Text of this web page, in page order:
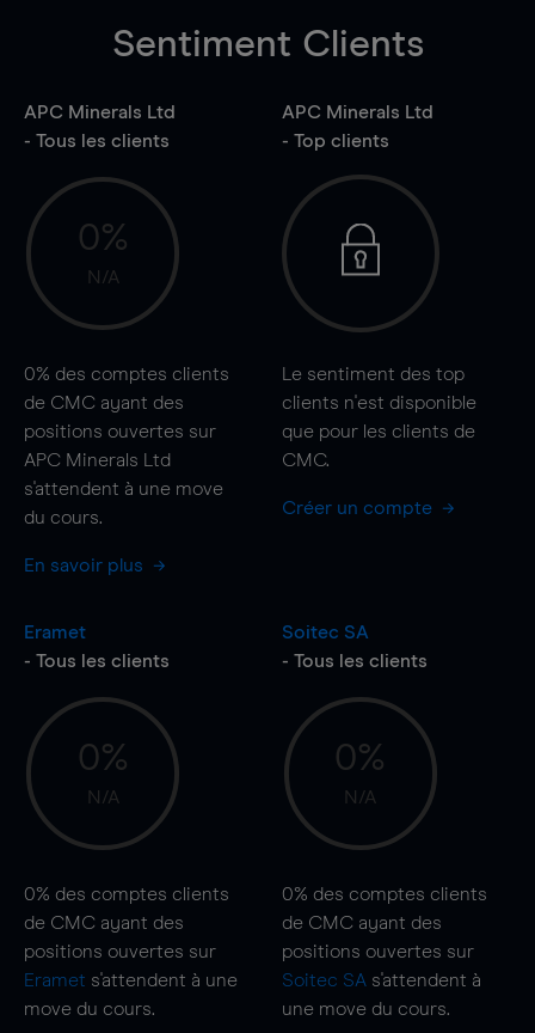
Sentiment Clients
APC Minerals Ltd
- Tous les clients
0%
N/A
0% des comptes clients
de CMC ayant des
positions ouvertes sur
APC Minerals Ltd
s'attendent à une move
du cours.
En savoir plus
APC Minerals Ltd
- Top clients
Le sentiment des top
clients n'est disponible
que pour les clients de
CMC.
Créer un compte
Eramet
- Tous les clients
0%
N/A
0% des comptes clients
de CMC ayant des
positions ouvertes sur
Eramet s'attendent à une
move du cours.
Soitec SA
- Tous les clients
0%
N/A
0% des comptes clients
de CMC ayant des
positions ouvertes sur
Soitec SA s'attendent à
une move du cours.